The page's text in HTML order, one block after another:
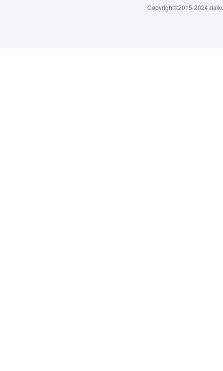
Copyright©2015-2024